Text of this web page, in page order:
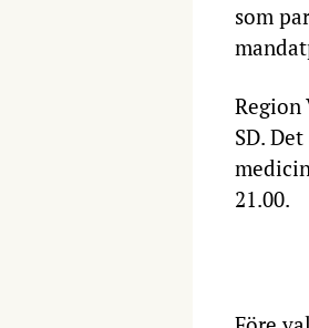
som
Region
SD.
21.00.